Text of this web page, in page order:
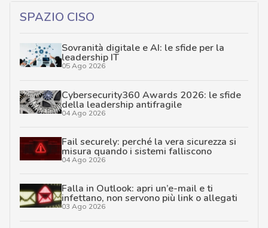
SPAZIO CISO
Sovranità digitale e AI: le sfide per la
leadership IT
05 Ago 2026
Cybersecurity360 Awards 2026: le sfide
della leadership antifragile
04 Ago 2026
Fail securely: perché la vera sicurezza si
misura quando i sistemi falliscono
04 Ago 2026
Falla in Outlook: apri un’e-mail e ti
infettano, non servono più link o allegati
03 Ago 2026